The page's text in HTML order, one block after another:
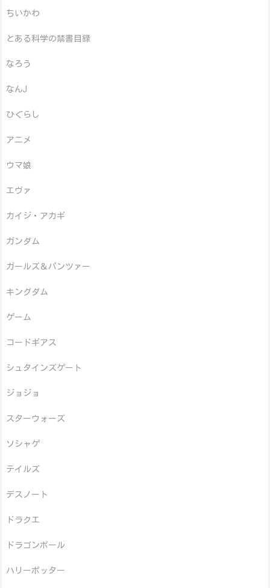
ちいかわ
とある科学の禁書目録
なろう
なんJ
ひぐらし
アニメ
ウマ娘
エヴァ
カイジ・アカギ
ガンダム
ガールズ＆パンツァー
キングダム
ゲーム
コードギアス
シュタインズゲート
ジョジョ
スターウォーズ
ソシャゲ
テイルズ
デスノート
ドラクエ
ドラゴンボール
ハリーポッター